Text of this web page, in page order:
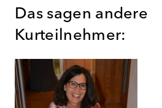
Das sagen andere
Kurteilnehmer: